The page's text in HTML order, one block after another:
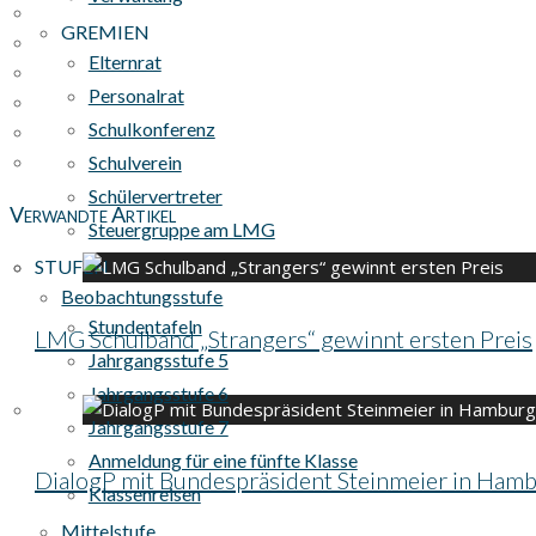
GREMIEN
Elternrat
Personalrat
Schulkonferenz
Schulverein
Schülervertreter
Steuergruppe am LMG
STUFEN
Beobachtungsstufe
Stundentafeln
Jahrgangsstufe 5
Jahrgangsstufe 6
Jahrgangsstufe 7
Anmeldung für eine fünfte Klasse
Klassenreisen
Mittelstufe
Verwandte Artikel
LMG Schulband „Strangers“ gewinnt ersten Preis
DialogP mit Bundespräsident Steinmeier in